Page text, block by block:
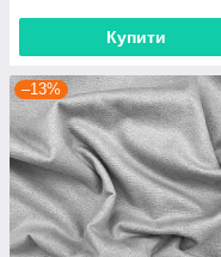
Купити
–13%